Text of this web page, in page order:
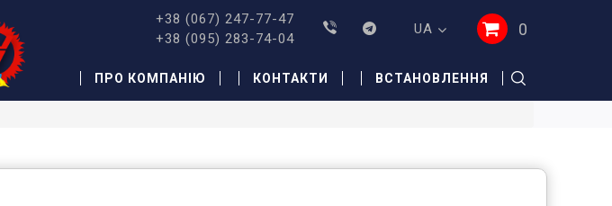
+38 (067) 247-77-47
+38 (095) 283-74-04
UA 0
ПРО КОМПАНІЮ КОНТАКТИ ВСТАНОВЛЕННЯ